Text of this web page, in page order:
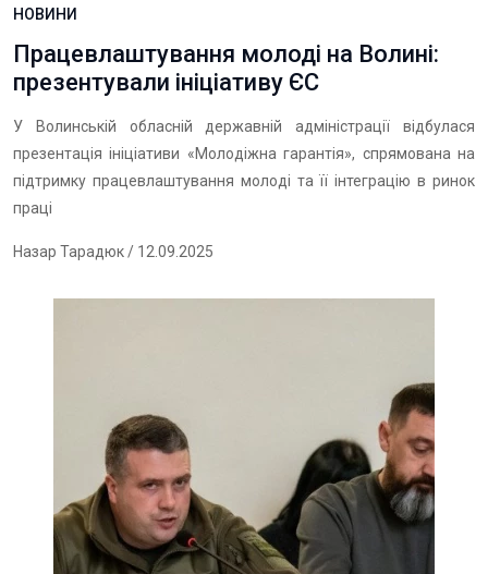
НОВИНИ
Працевлаштування молоді на Волині:
презентували ініціативу ЄС
У Волинській обласній державній адміністрації відбулася
презентація ініціативи «Молодіжна гарантія», спрямована на
підтримку працевлаштування молоді та її інтеграцію в ринок
праці
Назар Тарадюк/ 12.09.2025